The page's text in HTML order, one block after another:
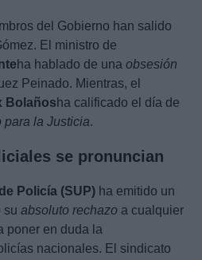
del Gobierno han salido
El ministro de
ha hablado de una obsesión
Peinado. Mientras, el
Bolaños ha calificado el día de
para la Justicia.
se pronuncian
Policía (SUP) ha emitido un
su absoluto rechazo a cualquier
poner en duda la
nacionales. El sindicato